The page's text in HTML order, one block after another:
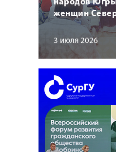
народов
женщин
3 июля 2026